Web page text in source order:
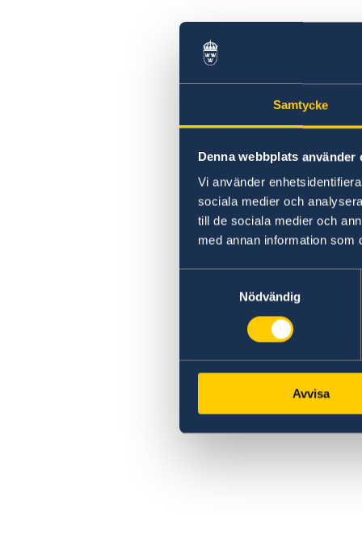
Samtycke
Denna webbplats använder
Vi använder
sociala medier och
till de sociala medier och
med annan information som
Nödvändig
Avvisa